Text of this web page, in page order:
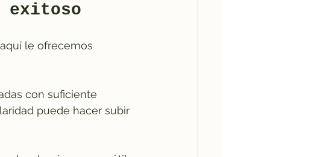
exitoso
le ofrecemos
con suficiente
puede hacer subir